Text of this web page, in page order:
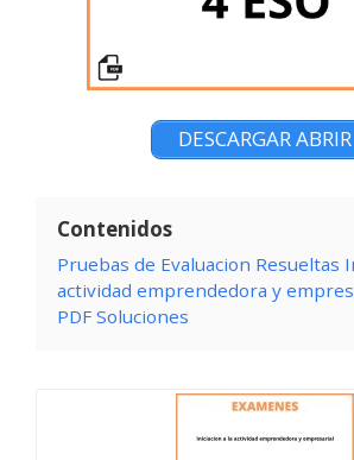
DESCARGAR ABRIR
Contenidos
Pruebas de Evaluacion Resueltas
actividad emprendedora y
PDF Soluciones